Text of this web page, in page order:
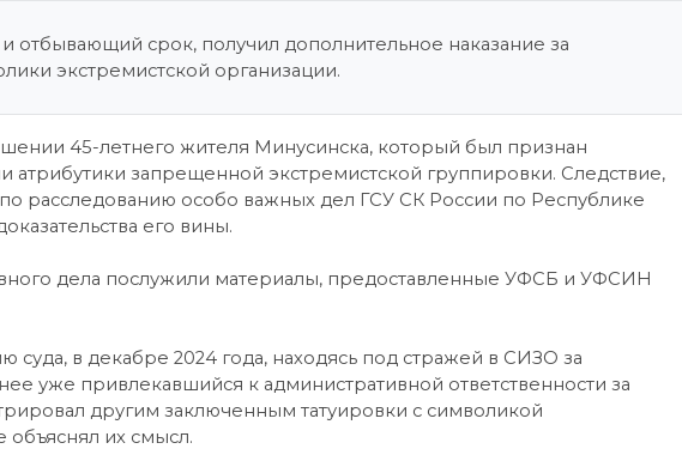
отбывающий срок, получил дополнительное наказание за
экстремистской организации.
45-летнего жителя Минусинска, который был признан
запрещенной экстремистской группировки. Следствие,
расследованию особо важных дел ГСУ СК России по Республике
его вины.
дела послужили материалы, предоставленные УФСБ и УФСИН
в декабре 2024 года, находясь под стражей в СИЗО за
уже привлекавшийся к административной ответственности за
другим заключенным татуировки с символикой
объяснял их смысл.